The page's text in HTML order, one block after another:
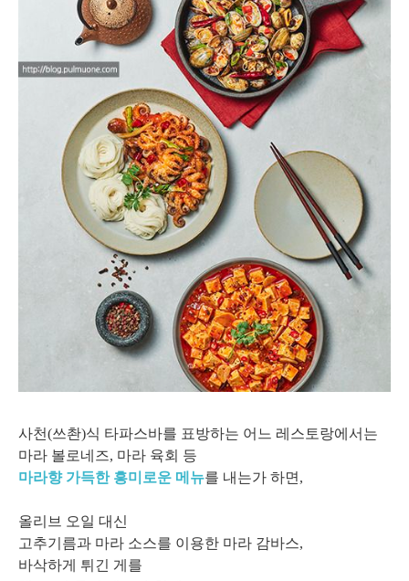
사천(쓰촨)식 타파스바를 표방하는 어느 레스토랑에서는
마라 볼로네즈, 마라 육회 등
마라향 가득한 흥미로운 메뉴를 내는가 하면,
올리브 오일 대신
고추기름과 마라 소스를 이용한 마라 감바스,
바삭하게 튀긴 게를